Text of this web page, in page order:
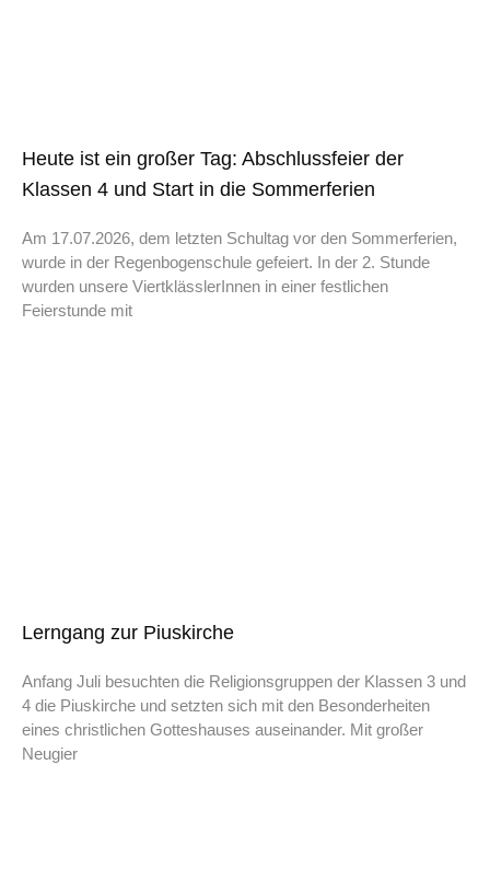
Heute ist ein großer Tag: Abschlussfeier der
Klassen 4 und Start in die Sommerferien
Am 17.07.2026, dem letzten Schultag vor den Sommerferien,
wurde in der Regenbogenschule gefeiert. In der 2. Stunde
wurden unsere ViertklässlerInnen in einer festlichen
Feierstunde mit
Lerngang zur Piuskirche
Anfang Juli besuchten die Religionsgruppen der Klassen 3 und
4 die Piuskirche und setzten sich mit den Besonderheiten
eines christlichen Gotteshauses auseinander. Mit großer
Neugier